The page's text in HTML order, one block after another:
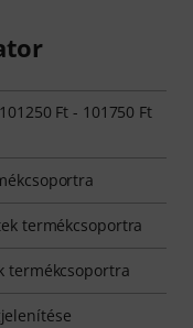
Ft - 101750 Ft
termékcsoportra
termékcsoportra